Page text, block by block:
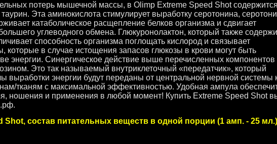
потерь мышечной массы, в Olimp Extreme Speed Shot
Эта аминокислота стимулирует выработку серотонина,
катаболическое расщепление белков организма и сдвигает
углеводного обмена. Глюкуронолактон, который также
способность организма поглощать кислород и связывает
которые в случае истощения запасов глюкозы в крови могут быть
энергии. Синергическое действие выше перечисленных компонентов
Это так называемый внутриклеточный «передатчик», который
выработки энергии будут переданы от центральной нервной системы
тканям с максимальной эффективностью. Удобная ампула
ношения и применения в любой момент! Купить Extreme Speed Shot
Shot, состав питательных веществ в одной порции (1 амп. - 25 мл.)